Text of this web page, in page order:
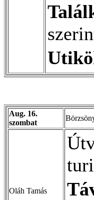
Aug. 16.
szombat
Oláh Tamás